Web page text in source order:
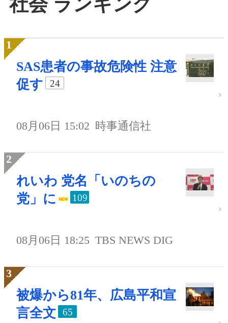
SAS患者の事故危険性 注意
促す
24
08月06日 15:02 時事通信社
れいわ 党名「いのちの
党」に
109
08月06日 18:25 TBS NEWS DIG
被爆から81年、広島平和宣
言全文
65